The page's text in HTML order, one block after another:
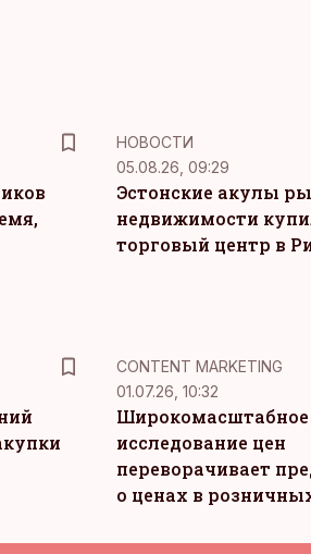
НОВОСТИ
05.08.26, 09:29
Эстонские акулы
недвижимости
торговый центр в
KM
CONTENT MARKETING
01.07.26, 10:32
Широкомасштабное
исследование цен
переворачивает
о ценах в